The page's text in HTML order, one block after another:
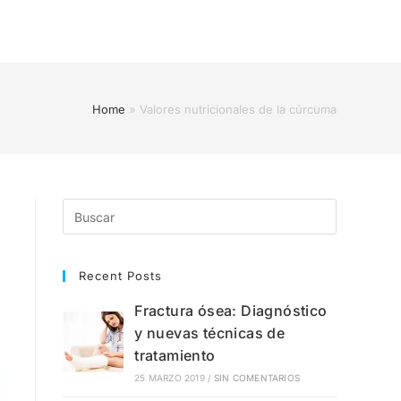
Home » Valores nutricionales de la cúrcuma
Recent Posts
Fractura ósea: Diagnóstico
y nuevas técnicas de
tratamiento
25 MARZO 2019 / SIN COMENTARIOS